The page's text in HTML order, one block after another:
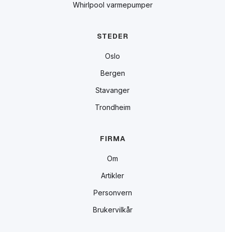
Whirlpool varmepumper
STEDER
Oslo
Bergen
Stavanger
Trondheim
FIRMA
Om
Artikler
Personvern
Brukervilkår